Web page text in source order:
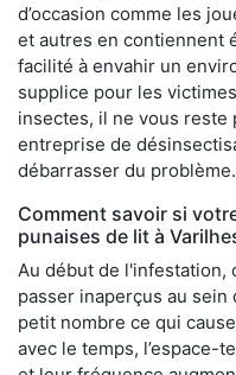
d’occasion comme les
et autres en contiennent
facilité à envahir un
supplice pour les
insectes, il ne vous reste
entreprise de
débarrasser du problème.
Comment savoir si
punaises de lit à
Au début de l'infestation,
passer inaperçus au
petit nombre ce qui
avec le temps, l’espace-